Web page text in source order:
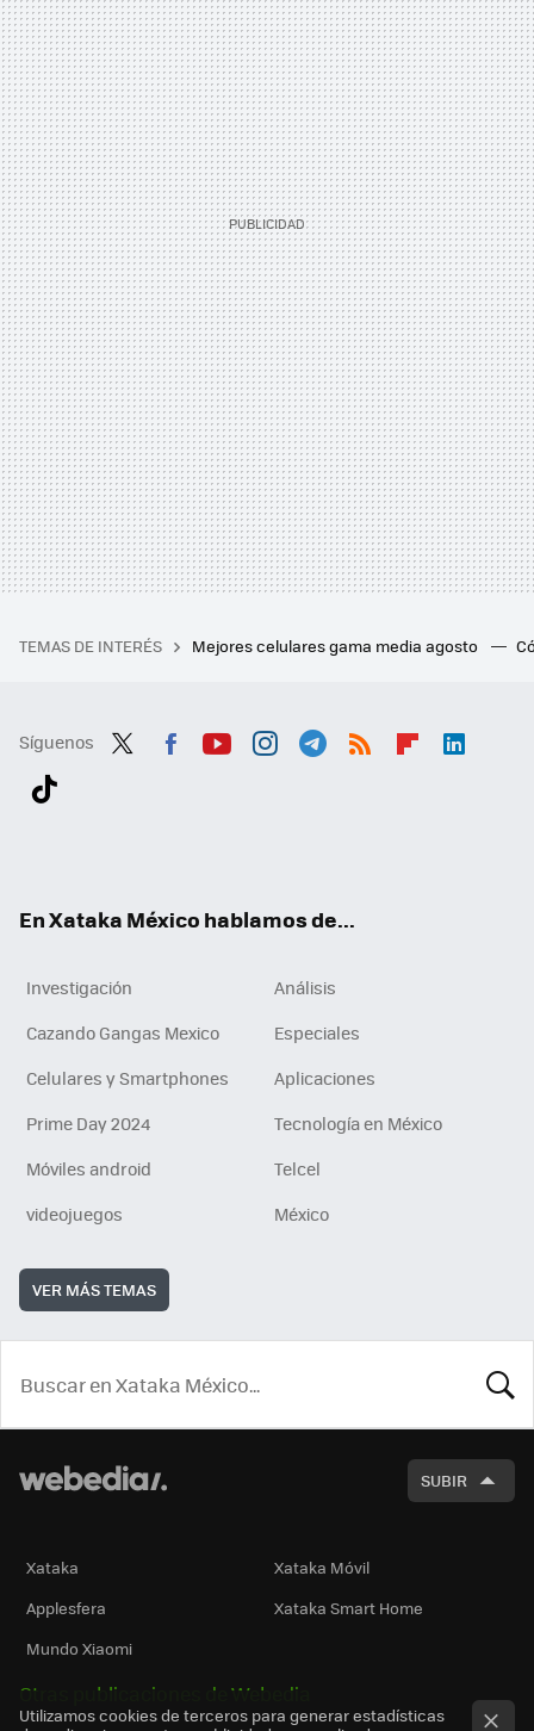
TEMAS DE INTERÉS Mejores celulares gama media agosto
Síguenos
En Xataka México hablamos de...
Investigación
Análisis
Cazando Gangas Mexico
Especiales
Celulares y Smartphones
Aplicaciones
Prime Day 2024
Tecnología en México
Móviles android
Telcel
videojuegos
México
VER MÁS TEMAS
SUBIR
Xataka
Xataka Móvil
Applesfera
Xataka Smart Home
Mundo Xiaomi
Otras publicaciones de Webedia
Utilizamos cookies de terceros para generar estadísticas